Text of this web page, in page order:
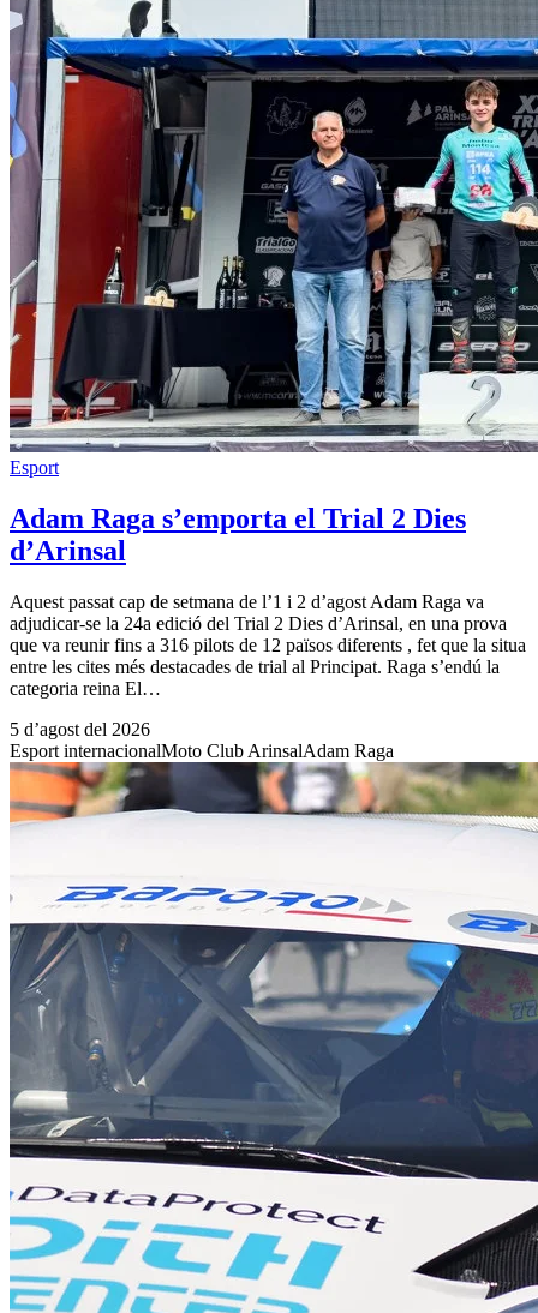
Esport
Adam Raga s’emporta el Trial 2 Dies
d’Arinsal
Aquest passat cap de setmana de l’1 i 2 d’agost Adam Raga va
adjudicar-se la 24a edició del Trial 2 Dies d’Arinsal, en una prova
que va reunir fins a 316 pilots de 12 països diferents , fet que la situa
entre les cites més destacades de trial al Principat. Raga s’endú la
categoria reina El…
5 d’agost del 2026
Esport internacionalMoto Club ArinsalAdam Raga